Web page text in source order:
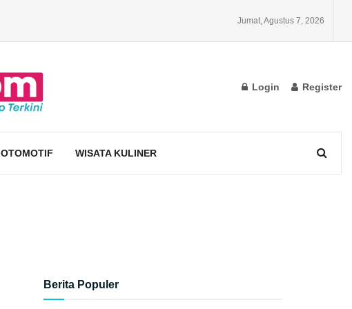
Jumat, Agustus 7, 2026
Login Register
OTOMOTIF WISATA KULINER
Berita Populer